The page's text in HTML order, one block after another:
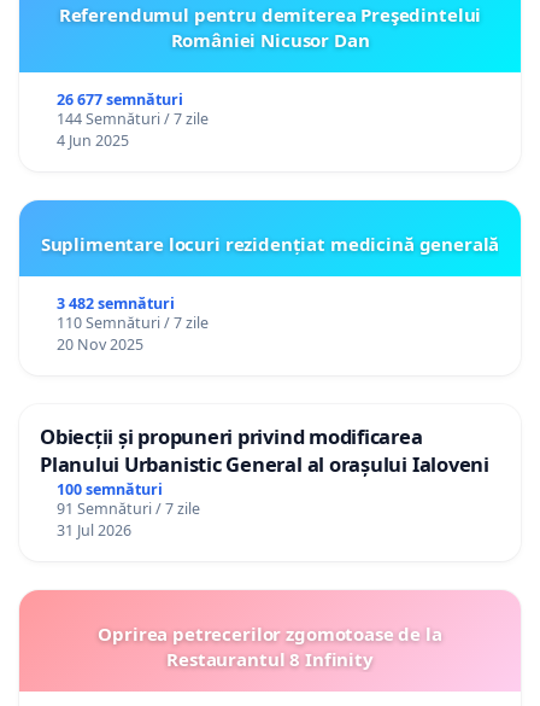
Referendumul pentru demiterea Preşedintelui
României Nicusor Dan
26 677 semnături
144 Semnături / 7 zile
4 Jun 2025
Suplimentare locuri rezidențiat medicină generală
3 482 semnături
110 Semnături / 7 zile
20 Nov 2025
Obiecții și propuneri privind modificarea
Planului Urbanistic General al orașului Ialoveni
100 semnături
91 Semnături / 7 zile
31 Jul 2026
Oprirea petrecerilor zgomotoase de la
Restaurantul 8 Infinity